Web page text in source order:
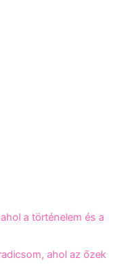
a történelem és a
ahol az őzek